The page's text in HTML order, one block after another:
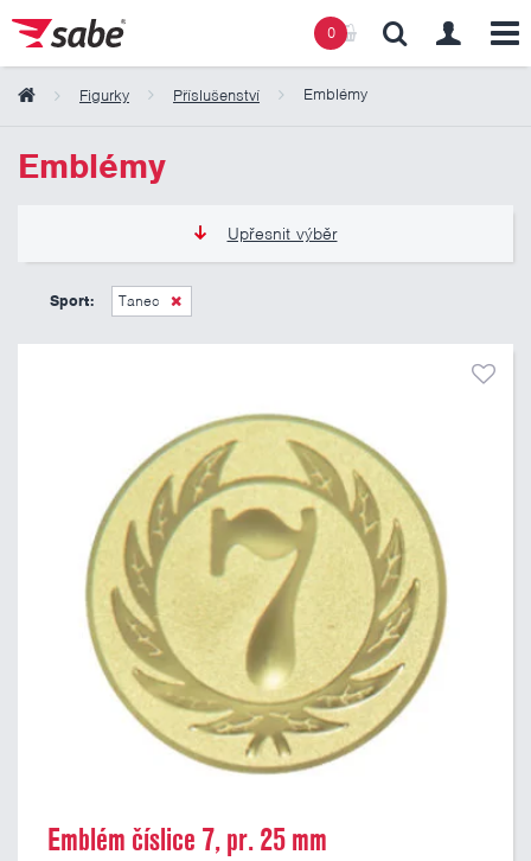
0
Figurky Příslušenství Emblémy
Emblémy
Upřesnit výběr
6 Kč
Sport: Tanec
Emblém číslice 7, pr. 25 mm
Obsah košíku